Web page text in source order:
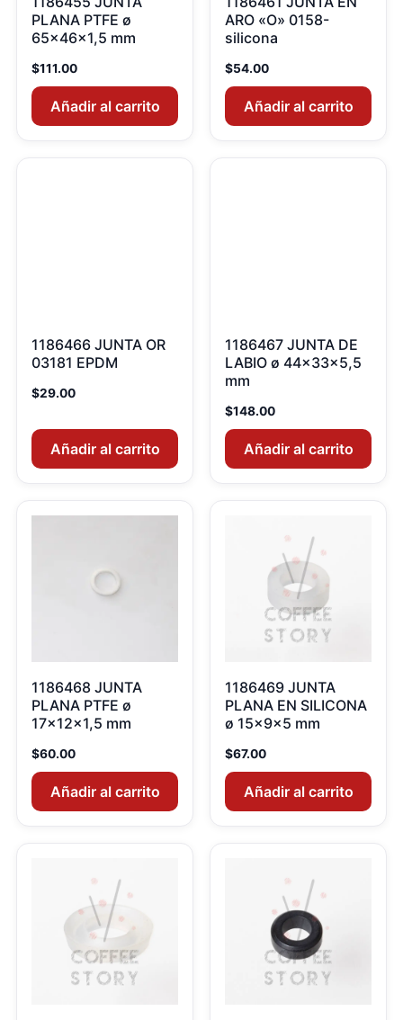
PLANA PTFE ø
65x46x1,5 mm
$111.00
Añadir al carrito
ARO «O» 0158-
silicona
$54.00
Añadir al carrito
1186466 JUNTA OR
03181 EPDM
$29.00
Añadir al carrito
1186467 JUNTA DE
LABIO ø 44x33x5,5
mm
$148.00
Añadir al carrito
1186468 JUNTA
PLANA PTFE ø
17x12x1,5 mm
$60.00
Añadir al carrito
1186469 JUNTA
PLANA EN SILICONA
ø 15x9x5 mm
$67.00
Añadir al carrito